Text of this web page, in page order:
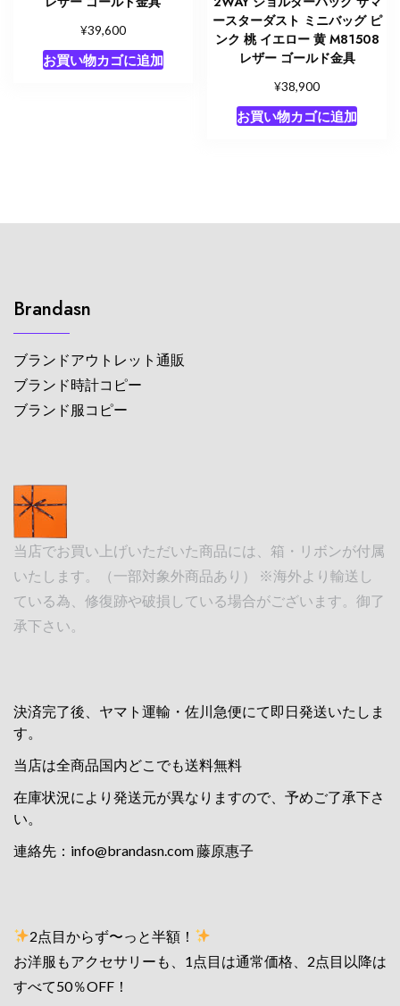
¥39,600
お買い物カゴに追加
ースターダスト ミニバッグ ピ
ンク 桃 イエロー 黄 M81508
レザー ゴールド金具
¥38,900
お買い物カゴに追加
Brandasn
ブランドアウトレット通販
ブランド時計コピー
ブランド服コピー
当店でお買い上げいただいた商品には、箱・リボンが付属
いたします。（一部対象外商品あり） ※海外より輸送し
ている為、修復跡や破損している場合がございます。御了
承下さい。
決済完了後、ヤマト運輸・佐川急便にて即日発送いたしま
す。
当店は全商品国内どこでも送料無料
在庫状況により発送元が異なりますので、予めご了承下さ
い。
連絡先： info@brandasn.com藤原惠子
2点目からず〜っと半額！
お洋服もアクセサリーも、1点目は通常価格、2点目以降は
すべて50％OFF！